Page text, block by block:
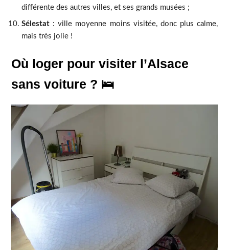
différente des autres villes, et ses grands musées ;
Sélestat: ville moyenne moins visitée, donc plus calme,
mais très jolie !
Où loger pour visiter l’Alsace
sans voiture ? 🛌